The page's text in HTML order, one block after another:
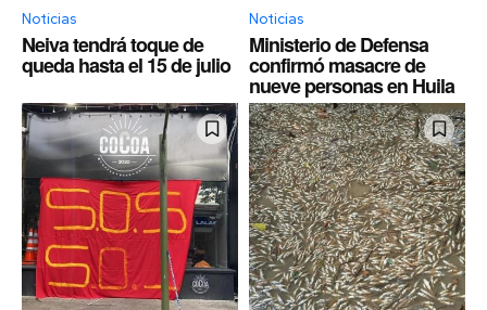
Noticias
Neiva tendrá toque de
queda hasta el 15 de julio
Noticias
Ministerio de Defensa
confirmó masacre de
nueve personas en Huila